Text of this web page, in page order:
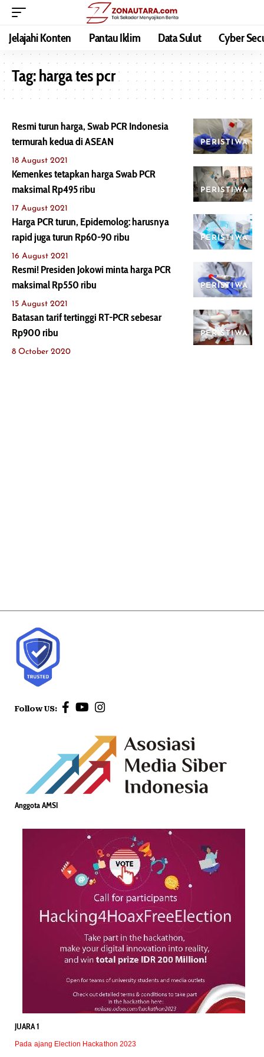
Jelajahi Konten Pantau Iklim Data Sulut Cyber
Tag:harga tes pcr
PERISTIWA
Resmi turun harga, Swab PCR Indonesia
termurah kedua di ASEAN
18 August 2021
PERISTIWA
Kemenkes tetapkan harga Swab PCR
maksimal Rp495 ribu
17 August 2021
PERISTIWA
Harga PCR turun, Epidemolog: harusnya
rapid juga turun Rp60-90 ribu
16 August 2021
PERISTIWA
Resmi! Presiden Jokowi minta harga PCR
maksimal Rp550 ribu
15 August 2021
PERISTIWA
Batasan tarif tertinggi RT-PCR sebesar
Rp900 ribu
8 October 2020
Follow US:
Anggota AMSI
JUARA 1
Pada ajang Election Hackathon 2023